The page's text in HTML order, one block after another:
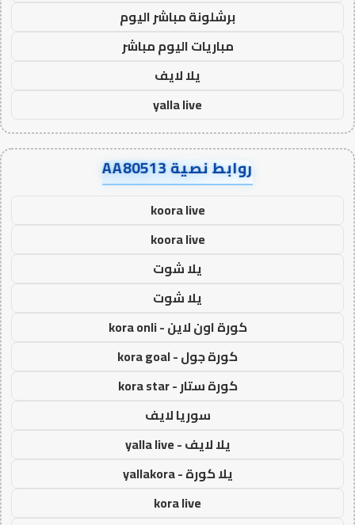
برشلونة مباشر اليوم
مباريات اليوم مباشر
يلا لايف
yalla live
روابط نصية AA80513
koora live
koora live
يلا شوت
يلا شوت
كورة اون لاين - kora onli
كورة جول - kora goal
كورة ستار - kora star
سوريا لايف
يلا لايف - yalla live
يلا كورة - yallakora
kora live